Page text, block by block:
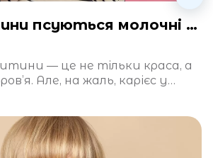
Чому у дитини псуються молочні зуби?
— це не тільки краса, а
Але, на жаль, карієс у